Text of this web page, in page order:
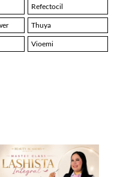
Refectocil
Thuya
Vioemi